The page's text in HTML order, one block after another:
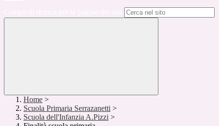
Home >
Scuola Primaria Serrazanetti >
Scuola dell'Infanzia A.Pizzi >